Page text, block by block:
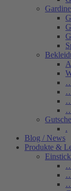
.
Blog / News
Produkte &